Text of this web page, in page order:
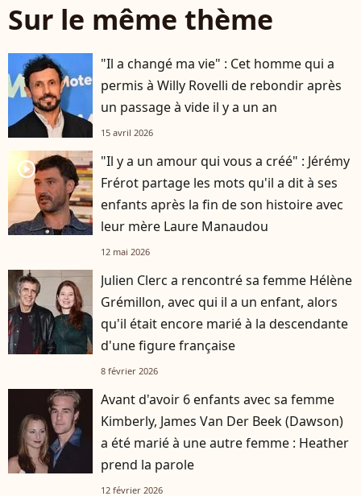
Sur le même thème
"Il a changé ma vie" : Cet homme qui a
permis à Willy Rovelli de rebondir après
un passage à vide il y a un an
15 avril 2026
player2
"Il y a un amour qui vous a créé" : Jérémy
Frérot partage les mots qu'il a dit à ses
enfants après la fin de son histoire avec
leur mère Laure Manaudou
12 mai 2026
Julien Clerc a rencontré sa femme Hélène
Grémillon, avec qui il a un enfant, alors
qu'il était encore marié à la descendante
d'une figure française
8 février 2026
Avant d'avoir 6 enfants avec sa femme
Kimberly, James Van Der Beek (Dawson)
a été marié à une autre femme : Heather
prend la parole
12 février 2026